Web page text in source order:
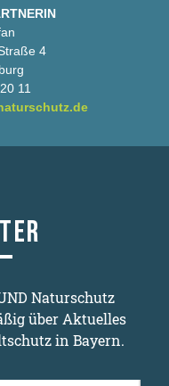
4
11
oben scrollen
Naturschutz
über Aktuelles
in Bayern.